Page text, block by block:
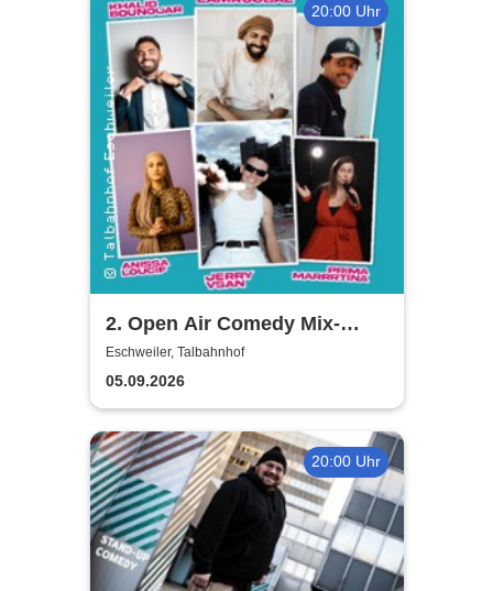
20:00 Uhr
2. Open Air Comedy Mix-
Show - Khalid Bounouar,
Benaissa Lamroubal, Abeku
u. a.
Eschweiler, Talbahnhof
05.09.2026
20:00 Uhr